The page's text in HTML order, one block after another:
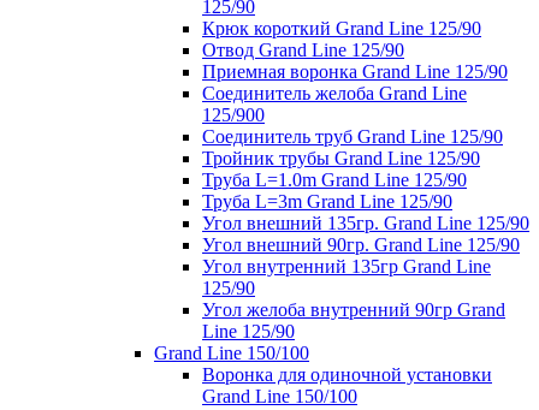
125/90
Крюк короткий Grand Line 125/90
Отвод Grand Line 125/90
Приемная воронка Grand Line 125/90
Соединитель желоба Grand Line
125/900
Соединитель труб Grand Line 125/90
Тройник трубы Grand Line 125/90
Труба L=1.0m Grand Line 125/90
Труба L=3m Grand Line 125/90
Угол внешний 135гр. Grand Line 125/90
Угол внешний 90гр. Grand Line 125/90
Угол внутренний 135гр Grand Line
125/90
Угол желоба внутренний 90гр Grand
Line 125/90
Grand Line 150/100
Воронка для одиночной установки
Grand Line 150/100